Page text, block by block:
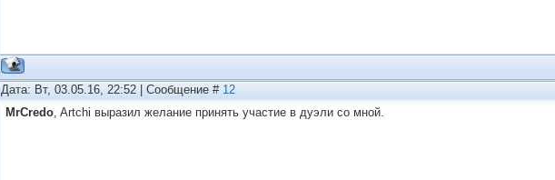
Дата: Вт, 03.05.16, 22:52 | Сообщение # 12
MrCredo, Artchi выразил желание принять участие в дуэли со мной.